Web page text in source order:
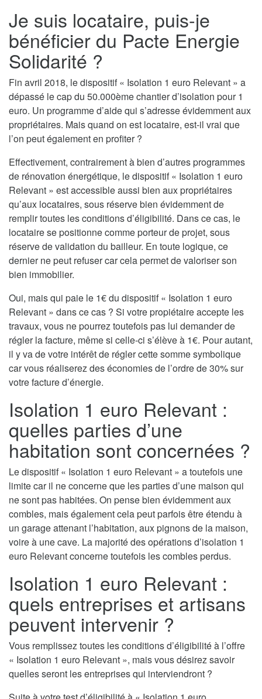
Je suis locataire, puis-je
bénéficier du Pacte Energie
Solidarité ?
Fin avril 2018, le dispositif « Isolation 1 euro Relevant » a
dépassé le cap du 50.000ème chantier d’isolation pour 1
euro. Un programme d’aide qui s’adresse évidemment aux
propriétaires. Mais quand on est locataire, est-il vrai que
l’on peut également en profiter ?
Effectivement, contrairement à bien d’autres programmes
de rénovation énergétique, le dispositif « Isolation 1 euro
Relevant » est accessible aussi bien aux propriétaires
qu’aux locataires, sous réserve bien évidemment de
remplir toutes les conditions d’éligibilité. Dans ce cas, le
locataire se positionne comme porteur de projet, sous
réserve de validation du bailleur. En toute logique, ce
dernier ne peut refuser car cela permet de valoriser son
bien immobilier.
Oui, mais qui paie le 1€ du dispositif « Isolation 1 euro
Relevant » dans ce cas ? Si votre propiétaire accepte les
travaux, vous ne pourrez toutefois pas lui demander de
régler la facture, même si celle-ci s’élève à 1€. Pour autant,
il y va de votre intérêt de régler cette somme symbolique
car vous réaliserez des économies de l’ordre de 30% sur
votre facture d’énergie.
Isolation 1 euro Relevant :
quelles parties d’une
habitation sont concernées ?
Le dispositif « Isolation 1 euro Relevant » a toutefois une
limite car il ne concerne que les parties d’une maison qui
ne sont pas habitées. On pense bien évidemment aux
combles, mais également cela peut parfois être étendu à
un garage attenant l’habitation, aux pignons de la maison,
voire à une cave. La majorité des opérations d’isolation 1
euro Relevant concerne toutefois les combles perdus.
Isolation 1 euro Relevant :
quels entreprises et artisans
peuvent intervenir ?
Vous remplissez toutes les conditions d’éligibilité à l’offre
« Isolation 1 euro Relevant », mais vous désirez savoir
quelles seront les entreprises qui interviendront ?